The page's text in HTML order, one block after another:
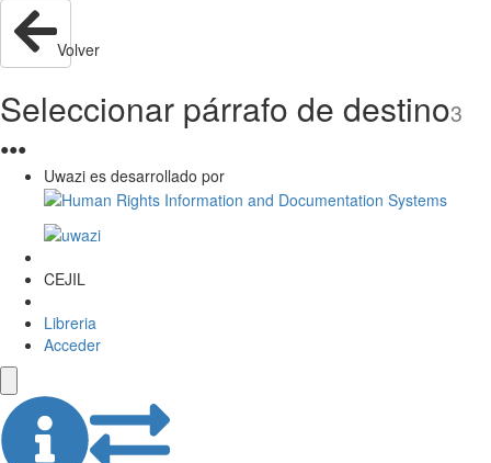
Volver
Seleccionar párrafo de destino3
●●●
Uwazi es desarrollado por
CEJIL
Libreria
Acceder